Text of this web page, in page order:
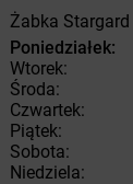
Żabka Stargard
Poniedziałek:
Wtorek:
Środa:
Czwartek:
Piątek:
Sobota:
Niedziela: